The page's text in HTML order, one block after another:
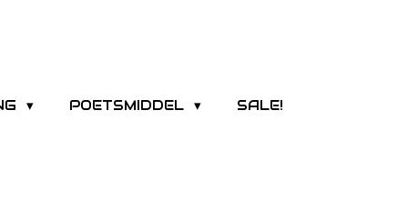
POETSMIDDEL SALE!